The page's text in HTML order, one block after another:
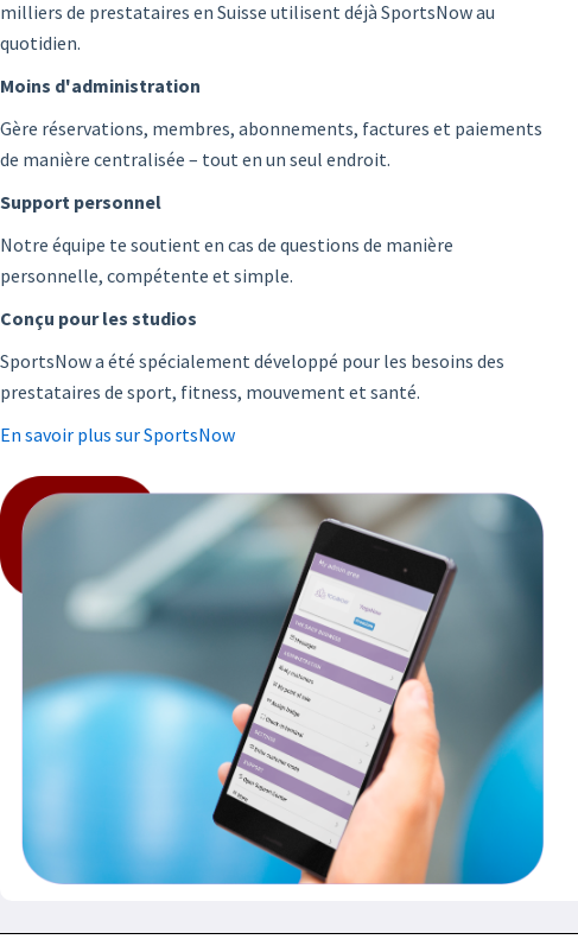
milliers de prestataires en Suisse utilisent déjà SportsNow au
quotidien.
Moins d'administration
Gère réservations, membres, abonnements, factures et paiements
de manière centralisée – tout en un seul endroit.
Support personnel
Notre équipe te soutient en cas de questions de manière
personnelle, compétente et simple.
Conçu pour les studios
SportsNow a été spécialement développé pour les besoins des
prestataires de sport, fitness, mouvement et santé.
En savoir plus sur SportsNow